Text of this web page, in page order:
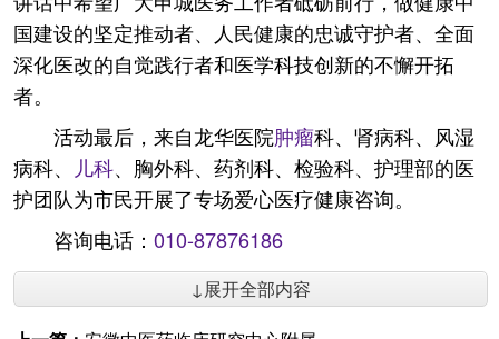
国建设的坚定推动者、人民健康的忠诚守护者、全面
深化医改的自觉践行者和医学科技创新的不懈开拓
者。
活动最后，来自龙华医院肿瘤科、肾病科、风湿
病科、
儿科、胸外科、药剂科、检验科、护理部的医
护团队为市民开展了专场爱心医疗健康咨询。
咨询电话： 010-87876186
↓展开全部内容